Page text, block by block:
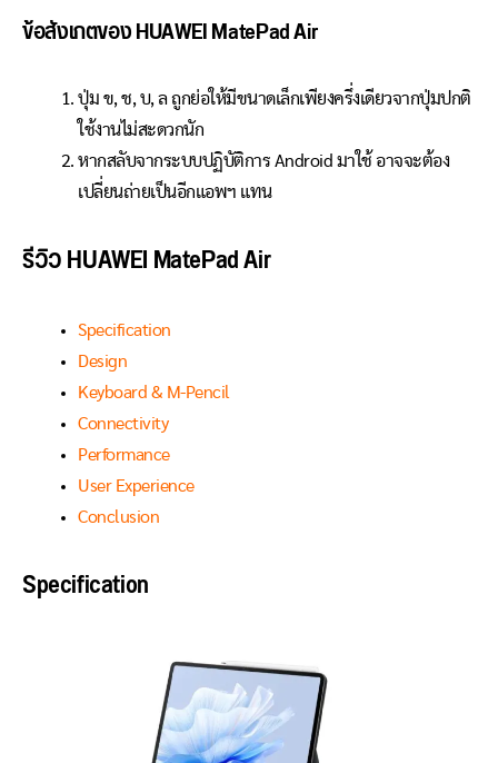
ข้อสังเกตของ HUAWEI MatePad Air
ปุ่ม ข, ช, บ, ล ถูกย่อให้มีขนาดเล็กเพียงครึ่งเดียวจากปุ่มปกติ
ใช้งานไม่สะดวกนัก
หากสลับจากระบบปฏิบัติการ Android มาใช้ อาจจะต้อง
เปลี่ยนถ่ายเป็นอีกแอพฯ แทน
รีวิว HUAWEI MatePad Air
Specification
Design
Keyboard & M-Pencil
Connectivity
Performance
User Experience
Conclusion
Specification